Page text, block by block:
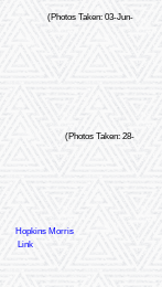
(Photos Taken: 03-Jun-
(Photos Taken: 28-
Hopkins Morris
Link